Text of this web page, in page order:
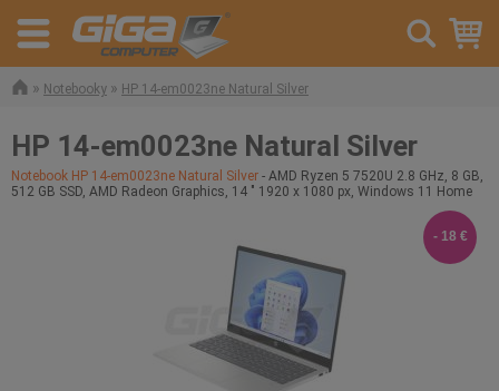
» Notebooky » HP 14-em0023ne Natural Silver
HP 14-em0023ne Natural Silver
Notebook HP 14-em0023ne Natural Silver - AMD Ryzen 5 7520U 2.8 GHz, 8 GB,
512 GB SSD, AMD Radeon Graphics, 14 " 1920 x 1080 px, Windows 11 Home
- 18 €